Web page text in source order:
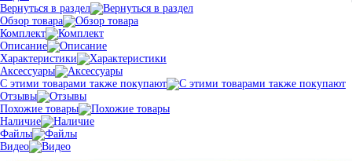
Вернуться в раздел
Обзор товара
Комплект
Описание
Характеристики
Аксессуары
С этими товарами также покупают
Отзывы
Похожие товары
Наличие
Файлы
Видео